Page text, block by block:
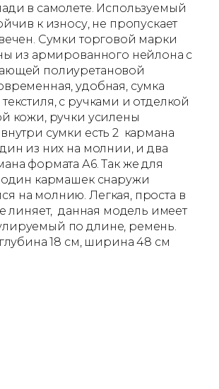
в самолете. Используемый
к износу, не пропускает
Сумки торговой марки
из армированного нейлона с
полиуретановой
удобная, сумка
с ручками и отделкой
кожи, ручки усилены
сумки есть 2 кармана
из них на молнии, и два
формата А6. Так же для
один кармашек снаружи
на молнию. Легкая, проста в
линяет, данная модель имеет
по длине, ремень.
18 см, ширина 48 см